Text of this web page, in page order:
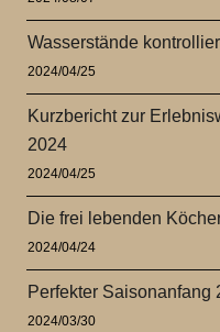
Wasserstände
2024/04/25
Kurzbericht zur
2024
2024/04/25
Die frei lebenden
2024/04/24
Perfekter Saisonanfang
2024/03/30